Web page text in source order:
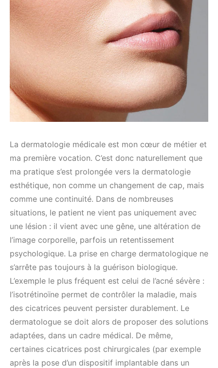
La dermatologie médicale est mon cœur de métier et
ma première vocation. C’est donc naturellement que
ma pratique s’est prolongée vers la dermatologie
esthétique, non comme un changement de cap, mais
comme une continuité. Dans de nombreuses
situations, le patient ne vient pas uniquement avec
une lésion : il vient avec une gêne, une altération de
l’image corporelle, parfois un retentissement
psychologique. La prise en charge dermatologique ne
s’arrête pas toujours à la guérison biologique.
L’exemple le plus fréquent est celui de l’acné sévère :
l’isotrétinoïne permet de contrôler la maladie, mais
des cicatrices peuvent persister durablement. Le
dermatologue se doit alors de proposer des solutions
adaptées, dans un cadre médical. De même,
certaines cicatrices post chirurgicales (par exemple
après la pose d’un dispositif implantable dans un